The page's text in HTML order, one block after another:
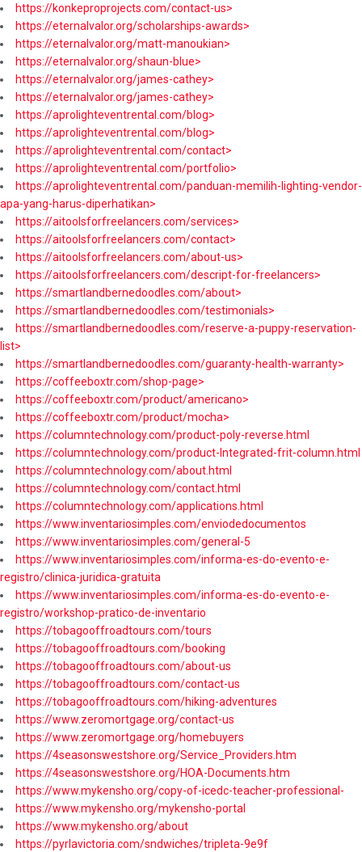
https://konkeproprojects.com/contact-us>
https://eternalvalor.org/scholarships-awards>
https://eternalvalor.org/matt-manoukian>
https://eternalvalor.org/shaun-blue>
https://eternalvalor.org/james-cathey>
https://eternalvalor.org/james-cathey>
https://aprolighteventrental.com/blog>
https://aprolighteventrental.com/blog>
https://aprolighteventrental.com/contact>
https://aprolighteventrental.com/portfolio>
https://aprolighteventrental.com/panduan-memilih-lighting-vendor-
apa-yang-harus-diperhatikan>
https://aitoolsforfreelancers.com/services>
https://aitoolsforfreelancers.com/contact>
https://aitoolsforfreelancers.com/about-us>
https://aitoolsforfreelancers.com/descript-for-freelancers>
https://smartlandbernedoodles.com/about>
https://smartlandbernedoodles.com/testimonials>
https://smartlandbernedoodles.com/reserve-a-puppy-reservation-
list>
https://smartlandbernedoodles.com/guaranty-health-warranty>
https://coffeeboxtr.com/shop-page>
https://coffeeboxtr.com/product/americano>
https://coffeeboxtr.com/product/mocha>
https://columntechnology.com/product-poly-reverse.html
https://columntechnology.com/product-Integrated-frit-column.html
https://columntechnology.com/about.html
https://columntechnology.com/contact.html
https://columntechnology.com/applications.html
https://www.inventariosimples.com/enviodedocumentos
https://www.inventariosimples.com/general-5
https://www.inventariosimples.com/informa-es-do-evento-e-
registro/clinica-juridica-gratuita
https://www.inventariosimples.com/informa-es-do-evento-e-
registro/workshop-pratico-de-inventario
https://tobagooffroadtours.com/tours
https://tobagooffroadtours.com/booking
https://tobagooffroadtours.com/about-us
https://tobagooffroadtours.com/contact-us
https://tobagooffroadtours.com/hiking-adventures
https://www.zeromortgage.org/contact-us
https://www.zeromortgage.org/homebuyers
https://4seasonswestshore.org/Service_Providers.htm
https://4seasonswestshore.org/HOA-Documents.htm
https://www.mykensho.org/copy-of-icedc-teacher-professional-
https://www.mykensho.org/mykensho-portal
https://www.mykensho.org/about
https://pyrlavictoria.com/sndwiches/tripleta-9e9f